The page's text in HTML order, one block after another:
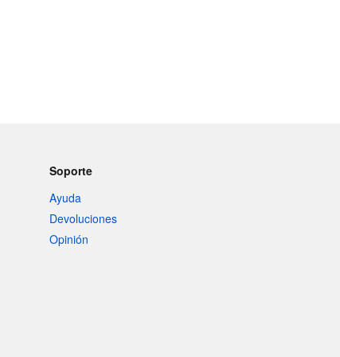
Soporte
Ayuda
Devoluciones
Opinión